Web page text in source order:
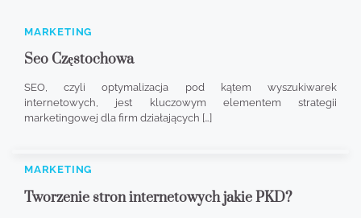
MARKETING
Seo Częstochowa
SEO, czyli optymalizacja pod kątem wyszukiwarek
internetowych, jest kluczowym elementem strategii
marketingowej dla firm działających […]
MARKETING
Tworzenie stron internetowych jakie PKD?